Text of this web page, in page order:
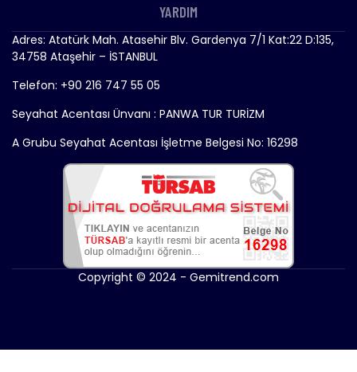
YARDIM
Adres: Atatürk Mah. Atasehir Blv. Gardenya 7/1 Kat:22 D:135,
34758 Ataşehir – İSTANBUL
Telefon: +90 216 747 55 05
Seyahat Acentası Ünvanı : PANWA TUR TURİZM
A Grubu Seyahat Acentası İşletme Belgesi No: 16298
Copyright © 2024 - Gemitrend.com